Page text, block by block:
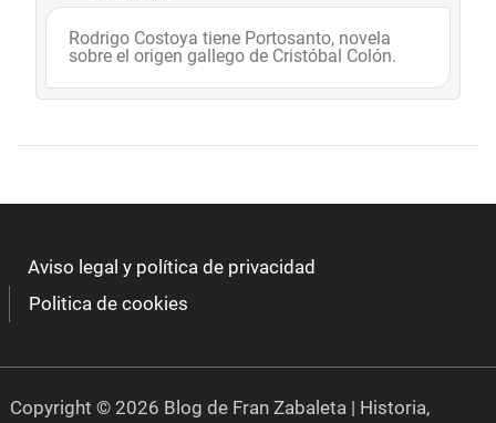
Rodrigo Costoya tiene Portosanto, novela
sobre el origen gallego de Cristóbal Colón.
Aviso legal y política de privacidad
Politica de cookies
Copyright © 2026 Blog de Fran Zabaleta | Historia,